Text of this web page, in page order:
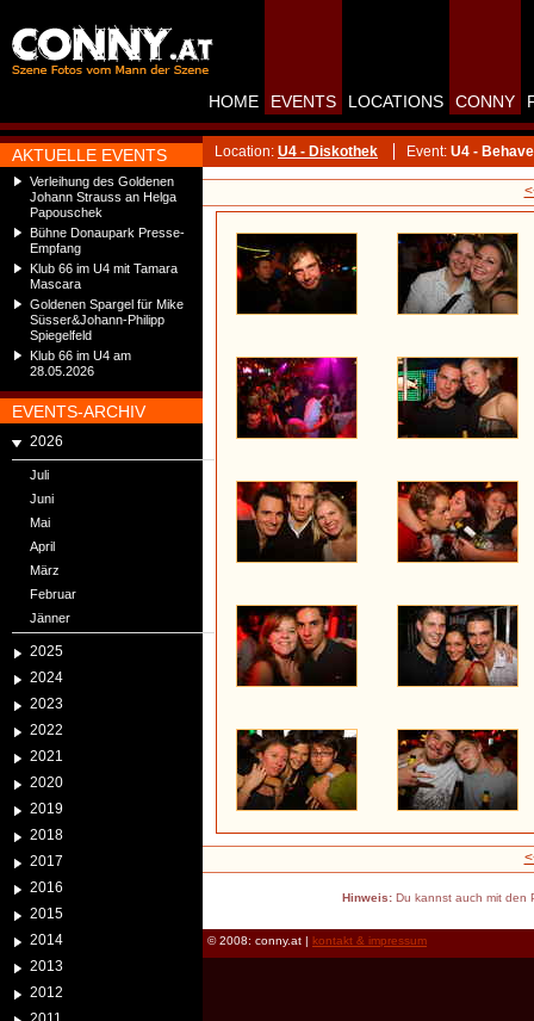
AKTUELLE EVENTS
Verleihung des Goldenen
Johann Strauss an Helga
Papouschek
Bühne Donaupark Presse-
Empfang
Klub 66 im U4 mit Tamara
Mascara
Goldenen Spargel für Mike
Süsser&Johann-Philipp
Spiegelfeld
Klub 66 im U4 am
28.05.2026
EVENTS-ARCHIV
2026
Juli
Juni
Mai
April
März
Februar
Jänner
2025
2024
2023
2022
2021
2020
2019
2018
2017
2016
2015
2014
2013
2012
HOME EVENTS LOCATIONS CONNY
Location: U4 - Diskothek Event: U4 -
Hinweis:Du kannst auch mit den
© 2008: conny.at | kontakt & impressum